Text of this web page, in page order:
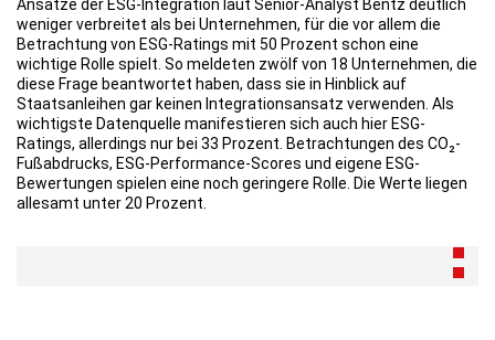
Ansätze der ESG-Integration laut Senior-Analyst Bentz deutlich
weniger verbreitet als bei Unternehmen, für die vor allem die
Betrachtung von ESG-Ratings mit 50 Prozent schon eine
wichtige Rolle spielt. So meldeten zwölf von 18 Unternehmen, die
diese Frage beantwortet haben, dass sie in Hinblick auf
Staatsanleihen gar keinen Integrationsansatz verwenden. Als
wichtigste Datenquelle manifestieren sich auch hier ESG-
Ratings, allerdings nur bei 33 Prozent. Betrachtungen des CO₂-
Fußabdrucks, ESG-Performance-Scores und eigene ESG-
Bewertungen spielen eine noch geringere Rolle. Die Werte liegen
allesamt unter 20 Prozent.